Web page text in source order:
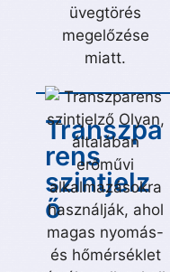
Transzpa
rens
szintjelz
ő